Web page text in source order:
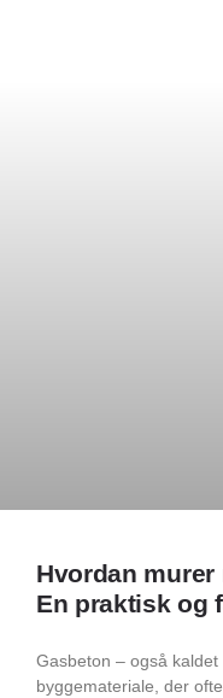
Hvordan
En praktisk og
Gasbeton – også
byggemateriale, der